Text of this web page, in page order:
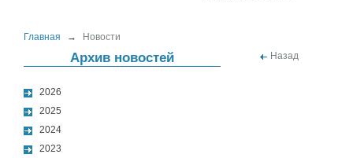
Главная → Новости
Архив новостей
2026
2025
2024
2023
Назад